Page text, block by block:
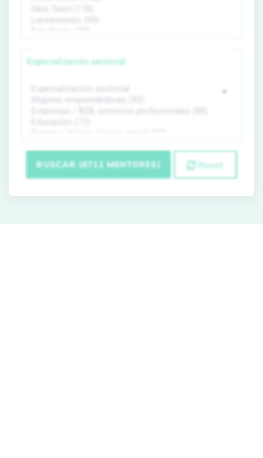
Especialización sectorial
BUSCAR (6711 MENTORES) Reset